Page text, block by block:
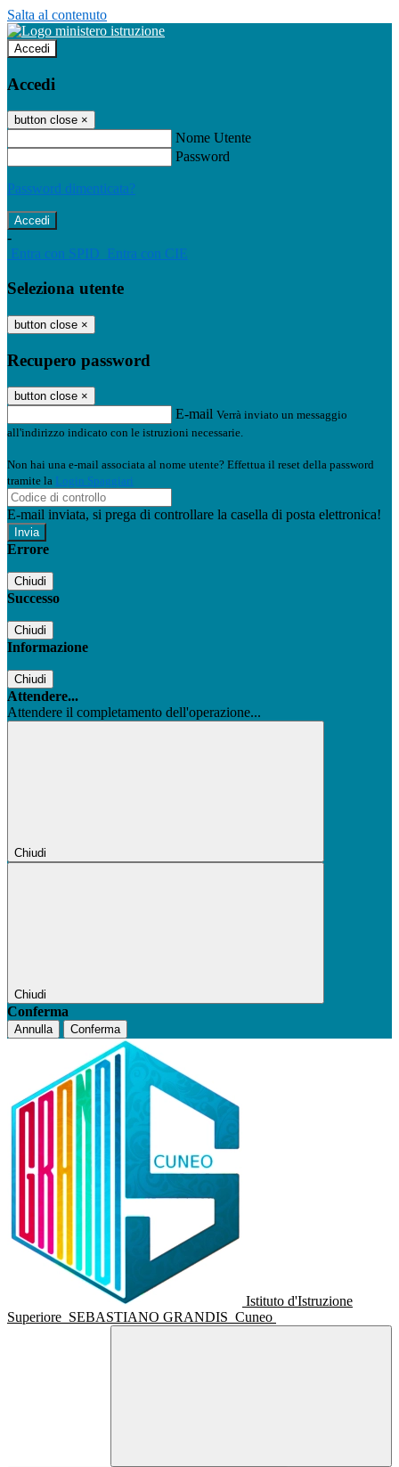
Salta al contenuto
Accedi
Accedi
button close ×
Nome Utente
Password
Password dimenticata?
-
Entra con SPID Entra con CIE
Seleziona utente
button close ×
Recupero password
button close ×
E-mail Verrà inviato un messaggio
all'indirizzo indicato con le istruzioni necessarie.
Non hai una e-mail associata al nome utente? Effettua il reset della password
tramite la Login Spaggiari
E-mail inviata, si prega di controllare la casella di posta elettronica!
Errore
Chiudi
Successo
Chiudi
Informazione
Chiudi
Attendere...
Attendere il completamento dell'operazione...
Chiudi
Chiudi
Conferma
Annulla Conferma
Istituto d'Istruzione
Superiore SEBASTIANO GRANDIS Cuneo